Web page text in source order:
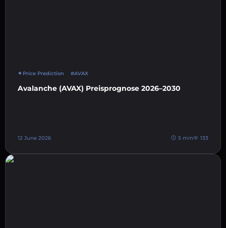
Price Prediction #AVAX
Avalanche (AVAX) Preisprognose 2026–2030
12 June 2026 5 min 133